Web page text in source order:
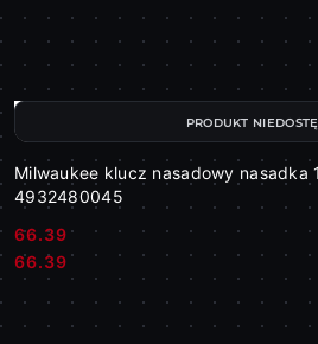
Milwaukee klucz nasadowy nasadka
4932480045
Cena:
66.39
Cena:
66.39
PRODUKT